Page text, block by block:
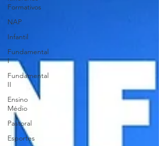
Formativos
NAP
Infantil
Fundamental
I
Fundamental
II
Ensino
Médio
Pastoral
Esportes